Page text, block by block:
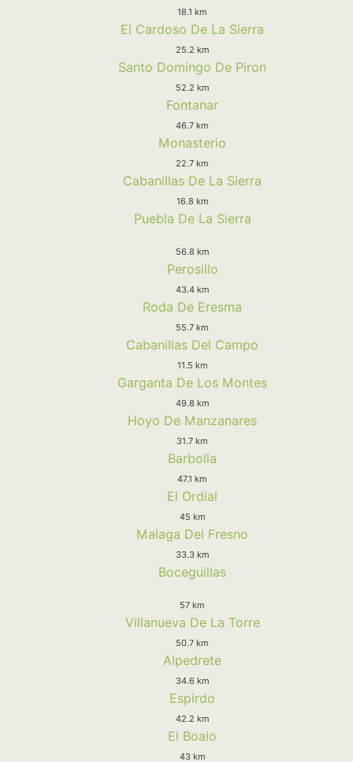
18.1 km
El Cardoso De La Sierra
25.2 km
Santo Domingo De Piron
52.2 km
Fontanar
46.7 km
Monasterio
22.7 km
Cabanillas De La Sierra
16.8 km
Puebla De La Sierra
56.8 km
Perosillo
43.4 km
Roda De Eresma
55.7 km
Cabanillas Del Campo
11.5 km
Garganta De Los Montes
49.8 km
Hoyo De Manzanares
31.7 km
Barbolla
47.1 km
El Ordial
45 km
Malaga Del Fresno
33.3 km
Boceguillas
57 km
Villanueva De La Torre
50.7 km
Alpedrete
34.6 km
Espirdo
42.2 km
El Boalo
43 km